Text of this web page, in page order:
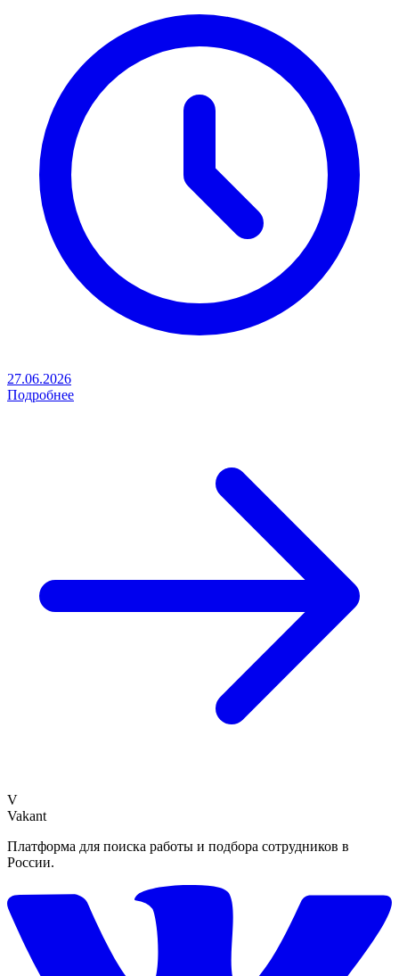
27.06.2026
Подробнее
V
Vakant
Платформа для поиска работы и подбора сотрудников в
России.